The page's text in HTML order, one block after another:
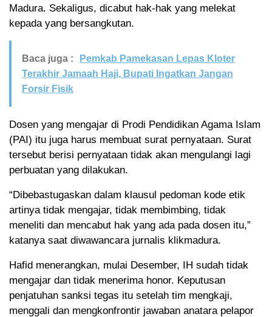
Madura. Sekaligus, dicabut hak-hak yang melekat
kepada yang bersangkutan.
Baca juga :
Pemkab Pamekasan Lepas Kloter
Terakhir Jamaah Haji, Bupati Ingatkan Jangan
Forsir Fisik
Dosen yang mengajar di Prodi Pendidikan Agama Islam
(PAI) itu juga harus membuat surat pernyataan. Surat
tersebut berisi pernyataan tidak akan mengulangi lagi
perbuatan yang dilakukan.
“Dibebastugaskan dalam klausul pedoman kode etik
artinya tidak mengajar, tidak membimbing, tidak
meneliti dan mencabut hak yang ada pada dosen itu,”
katanya saat diwawancara jurnalis klikmadura.
Hafid menerangkan, mulai Desember, IH sudah tidak
mengajar dan tidak menerima honor. Keputusan
penjatuhan sanksi tegas itu setelah tim mengkaji,
menggali dan mengkonfrontir jawaban anatara pelapor